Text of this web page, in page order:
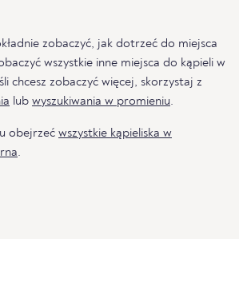
zobaczyć, jak dotrzeć do miejsca
wszystkie inne miejsca do kąpieli w
chcesz zobaczyć więcej, skorzystaj z
lub wyszukiwania w promieniu.
obejrzeć wszystkie kąpieliska w
.